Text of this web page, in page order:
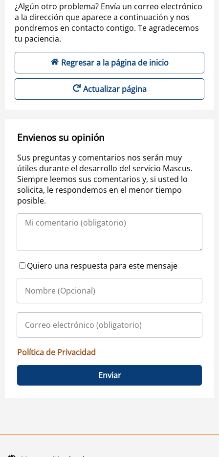
¿Algún otro problema? Envía un correo electrónico
a la dirección que aparece a continuación y nos
pondremos en contacto contigo. Te agradecemos
tu paciencia.
Regresar a la página de inicio
Actualizar página
Envienos su opinión
Sus preguntas y comentarios nos serán muy
útiles durante el desarrollo del servicio Mascus.
Siempre leemos sus comentarios y, si usted lo
solicita, le respondemos en el menor tiempo
posible.
Quiero una respuesta para este mensaje
Política de Privacidad
Enviar